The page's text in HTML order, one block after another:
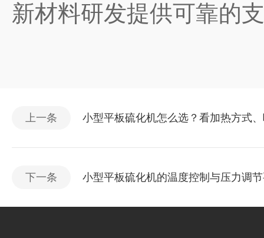
新材料研发提供可靠的
上一条 小型平板硫化机怎么选？看加热方式
下一条 小型平板硫化机的温度控制与压力调